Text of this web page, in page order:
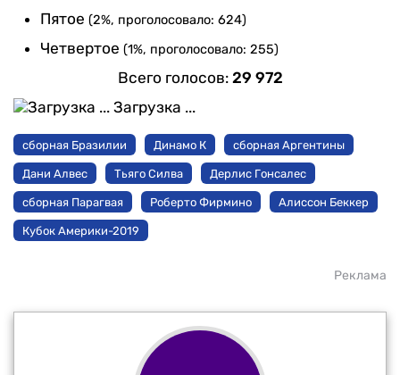
Пятое (2%, проголосовало: 624)
Четвертое (1%, проголосовало: 255)
Всего голосов: 29 972
Загрузка ...
сборная Бразилии Динамо К сборная Аргентины
Дани Алвес Тьяго Силва Дерлис Гонсалес
сборная Парагвая Роберто Фирмино Алиссон Беккер
Кубок Америки-2019
Реклама